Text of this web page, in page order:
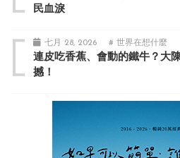
民血淚
七月 28, 2026 # 世界在想什麼
連皮吃香蕉、會動的鐵牛？大
撼！